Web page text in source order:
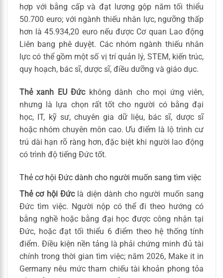
hợp với bằng cấp và đạt lương gộp năm tối thiểu
50.700 euro; với ngành thiếu nhân lực, ngưỡng thấp
hơn là 45.934,20 euro nếu được Cơ quan Lao động
Liên bang phê duyệt. Các nhóm ngành thiếu nhân
lực có thể gồm một số vị trí quản lý, STEM, kiến trúc,
quy hoạch, bác sĩ, dược sĩ, điều dưỡng và giáo dục.
Thẻ xanh EU Đứckhông dành cho mọi ứng viên,
nhưng là lựa chọn rất tốt cho người có bằng đại
học, IT, kỹ sư, chuyên gia dữ liệu, bác sĩ, dược sĩ
hoặc nhóm chuyên môn cao. Ưu điểm là lộ trình cư
trú dài hạn rõ ràng hơn, đặc biệt khi người lao động
có trình độ tiếng Đức tốt.
Thẻ cơ hội Đức dành cho người muốn sang tìm việc
Thẻ cơ hội Đứclà diện dành cho người muốn sang
Đức tìm việc. Người nộp có thể đi theo hướng có
bằng nghề hoặc bằng đại học được công nhận tại
Đức, hoặc đạt tối thiểu 6 điểm theo hệ thống tính
điểm. Điều kiện nền tảng là phải chứng minh đủ tài
chính trong thời gian tìm việc; năm 2026, Make it in
Germany nêu mức tham chiếu tài khoản phong tỏa